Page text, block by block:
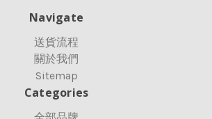
Navigate
送貨流程
關於我們
Sitemap
Categories